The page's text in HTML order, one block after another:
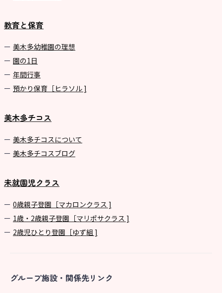
教育と保育
美⽊多幼稚園の理想
園の1⽇
年間⾏事
預かり保育［ヒラソル ]
美木多チコス
美⽊多チコスについて
美⽊多チコスブログ
未就園児クラス
0歳親子登園［マカロンクラス ]
1歳・2歳親子登園［マリポサクラス ]
2歳児ひとり登園［ゆず組 ]
グループ施設・関係先リンク